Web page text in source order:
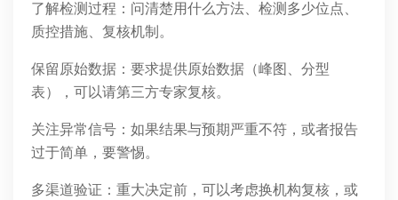
了解检测过程：问清楚用什么方法、检测多少位点、
质控措施、复核机制。
保留原始数据：要求提供原始数据（峰图、分型
表），可以请第三方专家复核。
关注异常信号：如果结果与预期严重不符，或者报告
过于简单，要警惕。
多渠道验证：重大决定前，可以考虑换机构复核，或